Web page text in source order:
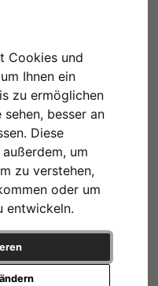
Cookies und
Ihnen ein
zu ermöglichen
besser an
Diese
um
zu verstehen,
oder um
entwickeln.